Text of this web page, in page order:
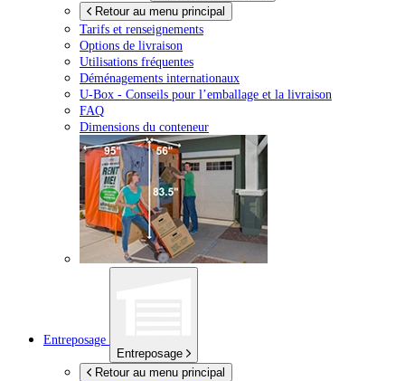
Retour au menu principal
Tarifs et renseignements
Options de livraison
Utilisations fréquentes
Déménagements internationaux
U-Box - Conseils pour l’emballage et la livraison
FAQ
Dimensions du conteneur
Entreposage
Entreposage
Retour au menu principal